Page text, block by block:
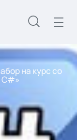
на курс со
C#»